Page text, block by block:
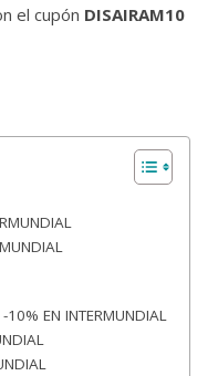
el cupón DISAIRAM10
10% EN INTERMUNDIAL